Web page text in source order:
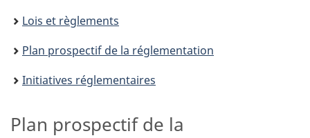
Lois et règlements
Plan prospectif de la réglementation
Initiatives réglementaires
Plan prospectif de la